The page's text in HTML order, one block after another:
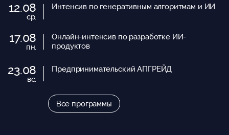
12.08
ср.
Интенсив по генеративным алгоритмам и ИИ
17.08
пн.
Онлайн-интенсив по разработке ИИ-
продуктов
23.08
вс.
Предпринимательский АПГРЕЙД
Все программы